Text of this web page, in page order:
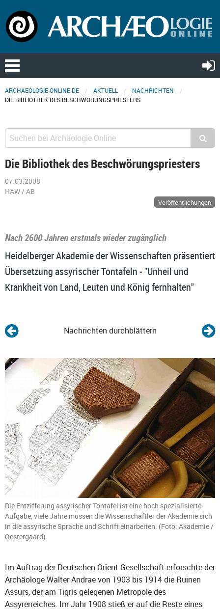
ARCHAEOLOGIE-ONLINE.DE AKTUELL
NACHRICHTEN
DIE BIBLIOTHEK DES BESCHWÖRUNGSPRIESTERS
Die Bibliothek des Beschwörungspriesters
07.03.2008
HAW / AB
Veröffentlichungen
Nach 2600 Jahren erstmals wieder zugänglich
Heidelberger Akademie der Wissenschaften präsentiert
Übersetzung assyrischer Tontafeln - "Unheil und
Krankheit von Land, Leuten und König fernhalten"
Nachrichten durchblättern
Die Entzifferung assyrischer Tontafel ist eine hoch spezialisierte
Aufgabe, viele Jahre müssen die Wissenschaftler der Akademie sich
in die assyrische Sprache und Schrift einarbeiten. (Foto: Akademie /
Oestergaard)
Im Auftrag der Deutschen Orient-Gesellschaft erforschte der
Archäologe Walter Andrae von 1903 bis 1914 die Ruinen
Assurs, der am Tigris gelegenen Metropole des
Assyrerreiches. Im Jahr 1908 stieß er auf die Reste eines